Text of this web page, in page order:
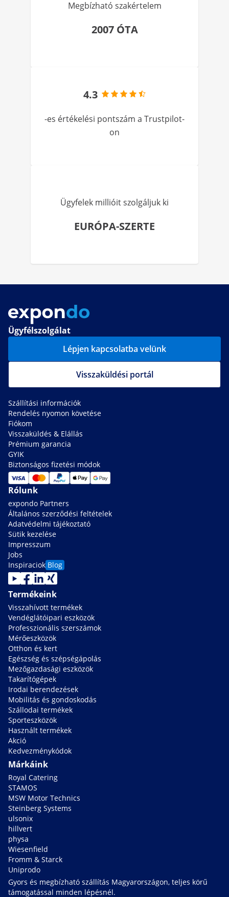
Megbízható szakértelem
2007 ÓTA
4.3
-es értékelési pontszám a Trustpilot-
on
Ügyfelek millióit szolgáljuk ki
EURÓPA-SZERTE
Ügyfélszolgálat
Lépjen kapcsolatba velünk
Visszaküldési portál
Szállítási információk
Rendelés nyomon követése
Fiókom
Visszaküldés & Elállás
Prémium garancia
GYIK
Biztonságos fizetési módok
Rólunk
expondo Partners
Általános szerződési feltételek
Adatvédelmi tájékoztató
Sütik kezelése
Impresszum
Jobs
Inspiraciok Blog
Termékeink
Visszahívott termékek
Vendéglátóipari eszközök
Professzionális szerszámok
Mérőeszközök
Otthon és kert
Egészség és szépségápolás
Mezőgazdasági eszközök
Takarítógépek
Irodai berendezések
Mobilitás és gondoskodás
Szállodai termékek
Sporteszközök
Használt termékek
Akció
Kedvezménykódok
Márkáink
Royal Catering
STAMOS
MSW Motor Technics
Steinberg Systems
ulsonix
hillvert
physa
Wiesenfield
Fromm & Starck
Uniprodo
Gyors és megbízható szállítás Magyarországon, teljes körű
támogatással minden lépésnél.